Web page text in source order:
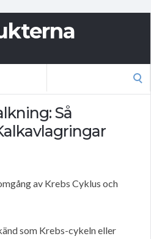
Så
av Krebs Cyklus och
som Krebs-cykeln eller